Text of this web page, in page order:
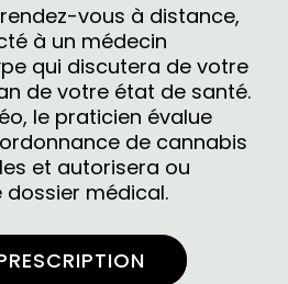
vous à distance,
à un médecin
qui discutera de votre
de votre état de santé.
le praticien évalue
de cannabis
et autorisera ou
médical.